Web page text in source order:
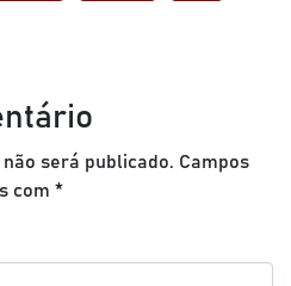
será publicado. Campos
com *